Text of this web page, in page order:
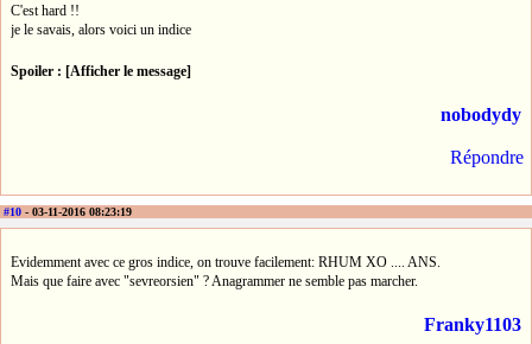
C'est hard !!
je le savais, alors voici un indice
Spoiler : [Afficher le message]
nobodydy
Répondre
#10 - 03-11-2016 08:23:19
Evidemment avec ce gros indice, on trouve facilement: RHUM XO .... ANS.
Mais que faire avec "sevreorsien" ? Anagrammer ne semble pas marcher.
Franky1103